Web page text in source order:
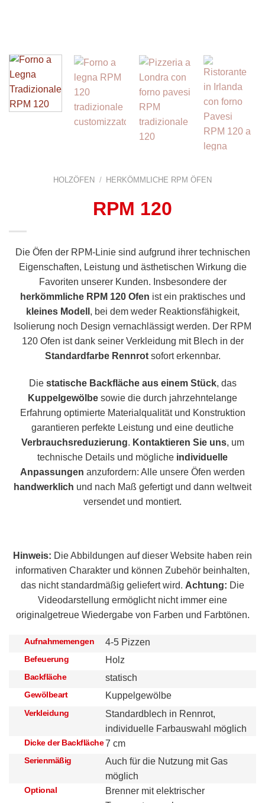
HOLZÖFEN / HERKÖMMLICHE RPM ÖFEN
RPM 120
Die Öfen der RPM-Linie sind aufgrund ihrer technischen
Eigenschaften, Leistung und ästhetischen Wirkung die
Favoriten unserer Kunden. Insbesondere der
herkömmliche RPM 120 Ofen ist ein praktisches und
kleines Modell , bei dem weder Reaktionsfähigkeit,
Isolierung noch Design vernachlässigt werden. Der RPM
120 Ofen ist dank seiner Verkleidung mit Blech in der
Standardfarbe Rennrotsofort erkennbar.
Die statische Backfläche aus einem Stück, das
Kuppelgewölbe sowie die durch jahrzehntelange
Erfahrung optimierte Materialqualität und Konstruktion
garantieren perfekte Leistung und eine deutliche
Verbrauchsreduzierung. Kontaktieren Sie uns, um
technische Details und mögliche individuelle
Anpassungen anzufordern: Alle unsere Öfen werden
handwerklich und nach Maß gefertigt und dann weltweit
versendet und montiert.
Hinweis: Die Abbildungen auf dieser Website haben rein
informativen Charakter und können Zubehör beinhalten,
das nicht standardmäßig geliefert wird. Achtung: Die
Videodarstellung ermöglicht nicht immer eine
originalgetreue Wiedergabe von Farben und Farbtönen.
Aufnahmemengen 4-5 Pizzen
Befeuerung Holz
Backfläche statisch
Gewölbeart Kuppelgewölbe
Verkleidung
Standardblech in Rennrot,
individuelle Farbauswahl möglich
Dicke der Backfläche 7 cm
Serienmäßig
Auch für die Nutzung mit Gas
möglich
Optional
Brenner mit elektrischer